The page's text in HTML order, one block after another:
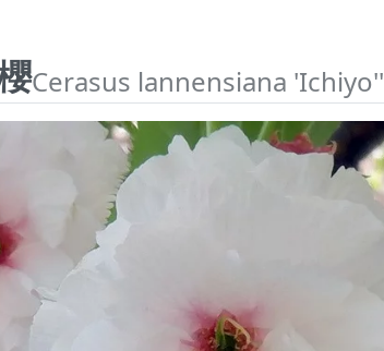
Cerasus lannensiana 'Ichiyo''